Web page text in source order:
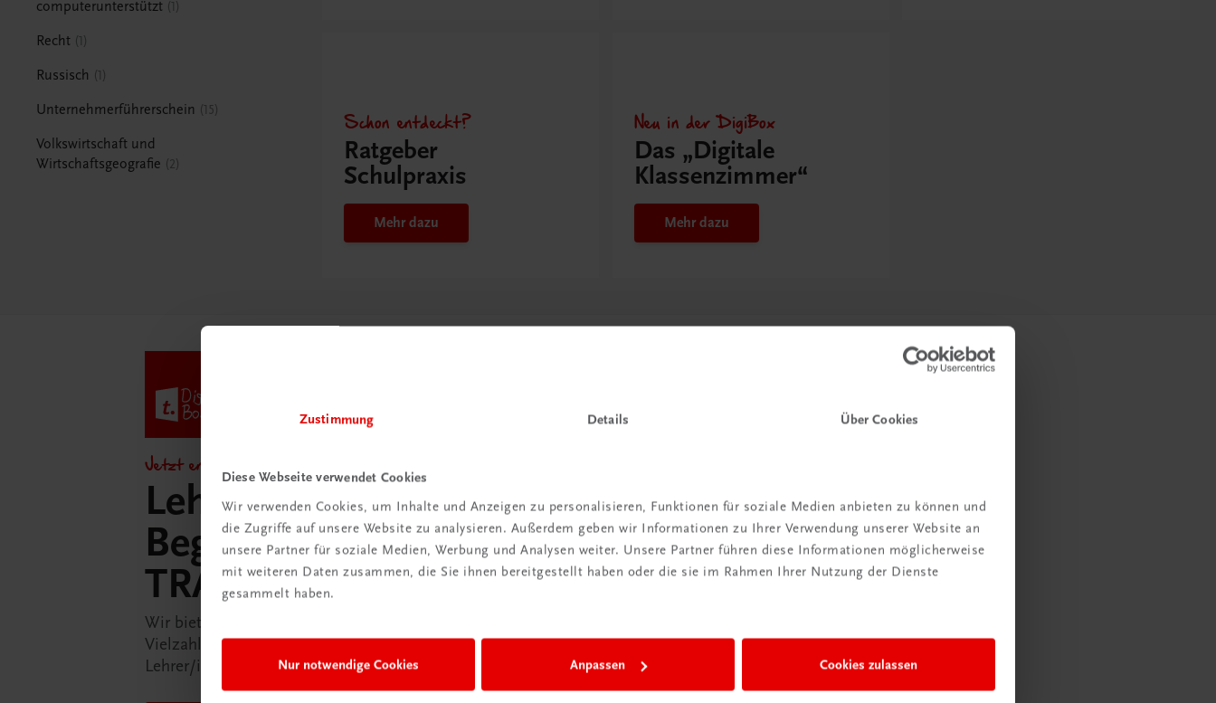
Zustimmung Details Über Cookies
Diese Webseite verwendet Cookies
Wir verwenden Cookies, um Inhalte und Anzeigen zu personalisieren, Funktionen für soziale Medien anbieten zu können und
die Zugriffe auf unsere Website zu analysieren. Außerdem geben wir Informationen zu Ihrer Verwendung unserer Website an
unsere Partner für soziale Medien, Werbung und Analysen weiter. Unsere Partner führen diese Informationen möglicherweise
mit weiteren Daten zusammen, die Sie ihnen bereitgestellt haben oder die sie im Rahmen Ihrer Nutzung der Dienste
gesammelt haben.
Nur notwendige Cookies Anpassen Cookies zulassen
computerunterstützt 1
Recht 1
Russisch 1
Unternehmerführerschein 15
Volkswirtschaft und
Wirtschaftsgeografie
2
Schon entdeckt?
Ratgeber
Schulpraxis
Mehr dazu
Neu in der DigiBox
Das „Digitale
Klassenzimmer“
Mehr dazu
Jetzt entdecken!
Lehrer/innen-
Begleitpakete in der
TRAUNER-DigiBox
Wir bieten Ihnen in der TRAUNER-DigiBox eine
Vielzahl an Services an, die Ihr Leben als
Lehrer/in ein Stück einfacher machen.